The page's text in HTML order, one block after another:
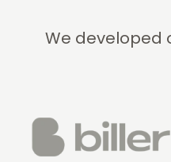
We developed